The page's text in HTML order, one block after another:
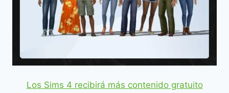
Los Sims 4 recibirá más contenido gratuito